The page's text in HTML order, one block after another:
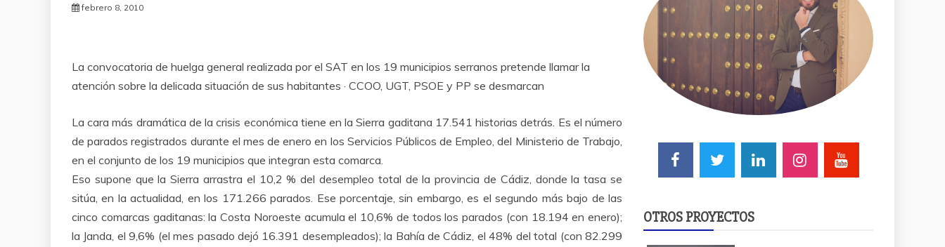
febrero 8, 2010
La convocatoria de huelga general realizada por el SAT en los 19 municipios serranos pretende llamar la
atención sobre la delicada situación de sus habitantes · CCOO, UGT, PSOE y PP se desmarcan
La cara más dramática de la crisis económica tiene en la Sierra gaditana 17.541 historias detrás. Es el número
de parados registrados durante el mes de enero en los Servicios Públicos de Empleo, del Ministerio de Trabajo,
en el conjunto de los 19 municipios que integran esta comarca.
Eso supone que la Sierra arrastra el 10,2 % del desempleo total de la provincia de Cádiz, donde la tasa se
sitúa, en la actualidad, en los 171.266 parados. Ese porcentaje, sin embargo, es el segundo más bajo de las
cinco comarcas gaditanas: la Costa Noroeste acumula el 10,6% de todos los parados (con 18.194 en enero);
la Janda, el 9,6% (el mes pasado dejó 16.391 desempleados); la Bahía de Cádiz, el 48% del total (con 82.299
OTROS PROYECTOS